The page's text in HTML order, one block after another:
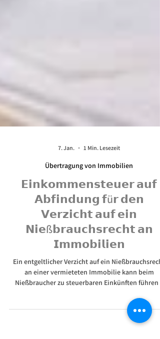
7. Jan. 1 Min. Lesezeit
Übertragung von Immobilien
𝗘𝗶𝗻𝗸𝗼𝗺𝗺𝗲𝗻𝘀𝘁𝗲𝘂𝗲𝗿 𝗮𝘂𝗳
𝗔𝗯𝗳𝗶𝗻𝗱𝘂𝗻𝗴 𝗳ü𝗿 𝗱𝗲𝗻
𝗩𝗲𝗿𝘇𝗶𝗰𝗵𝘁 𝗮𝘂𝗳 𝗲𝗶𝗻
𝗡𝗶𝗲ß𝗯𝗿𝗮𝘂𝗰𝗵𝘀𝗿𝗲𝗰𝗵𝘁 𝗮𝗻
𝗜𝗺𝗺𝗼𝗯𝗶𝗹𝗶𝗲𝗻
Ein entgeltlicher Verzicht auf ein Nießbrauchsrecht
an einer vermieteten Immobilie kann beim
Nießbraucher zu steuerbaren Einkünften führen –